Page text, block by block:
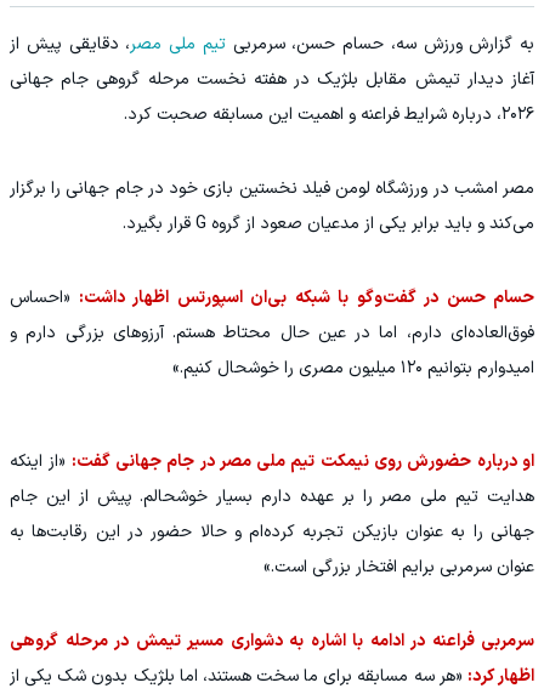
به گزارش ورزش سه، حسام حسن، سرمربیتیم ملی مصر، دقایقی پیش از
آغاز دیدار تیمش مقابل بلژیک در هفته نخست مرحله گروهی جام جهانی
۲۰۲۶، درباره شرایط فراعنه و اهمیت این مسابقه صحبت کرد.
مصر امشب در ورزشگاه لومن فیلد نخستین بازی خود در جام جهانی را برگزار
می‌کند و باید برابر یکی از مدعیان صعود از گروه G قرار بگیرد.
حسام حسن در گفت‌وگو با شبکه بی‌ان اسپورتس اظهار داشت: «احساس
فوق‌العاده‌ای دارم، اما در عین حال محتاط هستم. آرزوهای بزرگی دارم و
امیدوارم بتوانیم ۱۲۰ میلیون مصری را خوشحال کنیم.»
او درباره حضورش روی نیمکت تیم ملی مصر در جام جهانی گفت: «از اینکه
هدایت تیم ملی مصر را بر عهده دارم بسیار خوشحالم. پیش از این جام
جهانی را به عنوان بازیکن تجربه کرده‌ام و حالا حضور در این رقابت‌ها به
عنوان سرمربی برایم افتخار بزرگی است.»
سرمربی فراعنه در ادامه با اشاره به دشواری مسیر تیمش در مرحله گروهی
اظهار کرد: «هر سه مسابقه برای ما سخت هستند، اما بلژیک بدون شک یکی از